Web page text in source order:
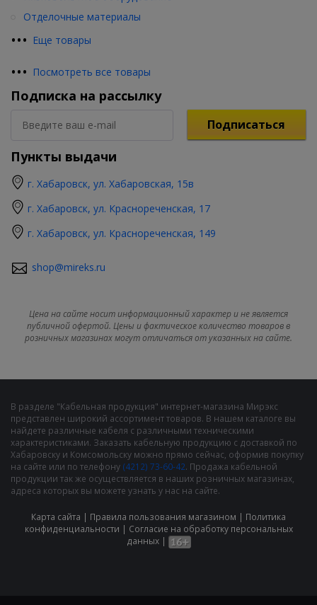
••• Еще товары
Отделочные материалы
••• Посмотреть все товары
Подписка на рассылку
Подписаться
Пункты выдачи
г. Хабаровск, ул. Хабаровская, 15в
г. Хабаровск, ул. Краснореченская, 17
г. Хабаровск, ул. Краснореченская, 149
shop@mireks.ru
Цена на сайте носит информационный характер и не является
публичной офертой. Цены и фактическое количество товаров в
розничных магазинах могут отличаться от указанных на сайте.
В разделе "Кабельная продукция" интернет-магазина Мирэкс
представлен широкий ассортимент товаров. В нашем каталоге вы
найдете различные кабеля с различными техническими
характеристиками. Заказать кабельную продукцию с доставкой по
Хабаровску и Комсомольску можно прямо сейчас, оформив покупку
на сайте или по телефону (4212) 73-60-42. Продажа кабельной
продукции так же осуществляется в наших розничных магазинах,
адреса которых вы можете узнать у нас на сайте.
Карта сайта | Правила пользования магазином | Политика
конфиденциальности | Cогласие на обработку персональных
данных|